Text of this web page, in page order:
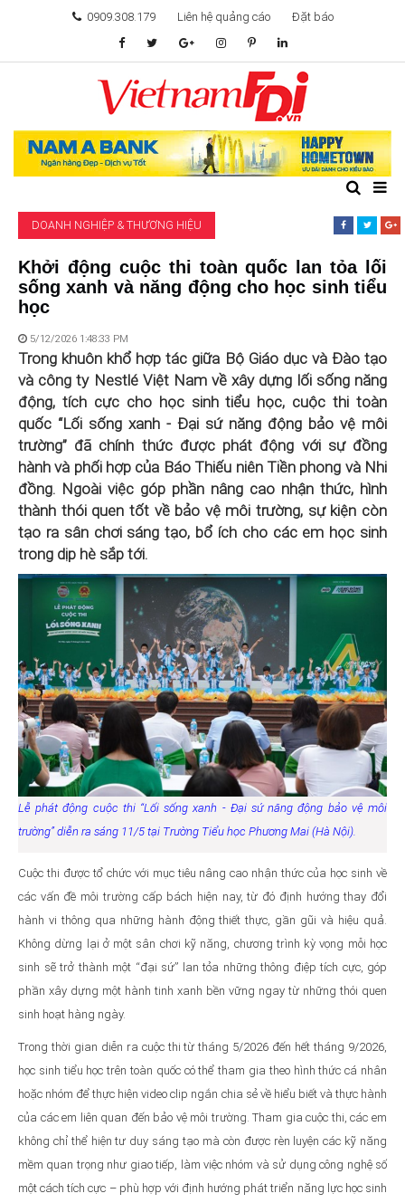
0909.308.179 Liên hệ quảng cáo Đặt báo
TÂM ĐIỂM ĐẦU TƯ
TÀI CHÍNH
KHỞI NGHIỆP
GIẢI TRÍ & CÔNG NGHỆ
DOANH NGHIỆP & THƯƠNG HIỆU
Khởi động cuộc thi toàn quốc lan tỏa lối
sống xanh và năng động cho học sinh tiểu
học
5/12/2026 1:48:33 PM
Trong khuôn khổ hợp tác giữa Bộ Giáo dục và Đào tạo
và công ty Nestlé Việt Nam về xây dựng lối sống năng
động, tích cực cho học sinh tiểu học, cuộc thi toàn
quốc “Lối sống xanh - Đại sứ năng động bảo vệ môi
trường” đã chính thức được phát động với sự đồng
hành và phối hợp của Báo Thiếu niên Tiền phong và Nhi
đồng. Ngoài việc góp phần nâng cao nhận thức, hình
thành thói quen tốt về bảo vệ môi trường, sự kiện còn
tạo ra sân chơi sáng tạo, bổ ích cho các em học sinh
trong dịp hè sắp tới.
Lễ phát động cuộc thi “Lối sống xanh - Đại sứ năng động bảo vệ môi
trường” diễn ra sáng 11/5 tại Trường Tiểu học Phương Mai (Hà Nội)
Cuộc thi được tổ chức với mục tiêu nâng cao nhận thức của học sinh về
các vấn đề môi trường cấp bách hiện nay, từ đó định hướng thay đổi
hành vi thông qua những hành động thiết thực, gần gũi và hiệu quả.
Không dừng lại ở một sân chơi kỹ năng, chương trình kỳ vọng mỗi học
sinh sẽ trở thành một “đại sứ” lan tỏa những thông điệp tích cực, góp
phần xây dựng một hành tinh xanh bền vững ngay từ những thói quen
sinh hoạt hàng ngày.
Trong thời gian diễn ra cuộc thi từ tháng 5/2026 đến hết tháng 9/2026,
học sinh tiểu học trên toàn quốc có thể tham gia theo hình thức cá nhân
hoặc nhóm để thực hiện video clip ngắn chia sẻ về hiểu biết và thực hành
của các em liên quan đến bảo vệ môi trường. Tham gia cuộc thi, các em
không chỉ thể hiện tư duy sáng tạo mà còn được rèn luyện các kỹ năng
mềm quan trọng như giao tiếp, làm việc nhóm và sử dụng công nghệ số
một cách tích cực – phù hợp với định hướng phát triển năng lực học sinh